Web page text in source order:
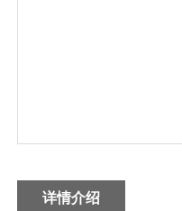
详情介绍